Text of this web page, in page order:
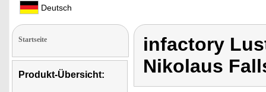
Deutsch
Startseite
Produkt-Übersicht:
infactory
Nikolaus